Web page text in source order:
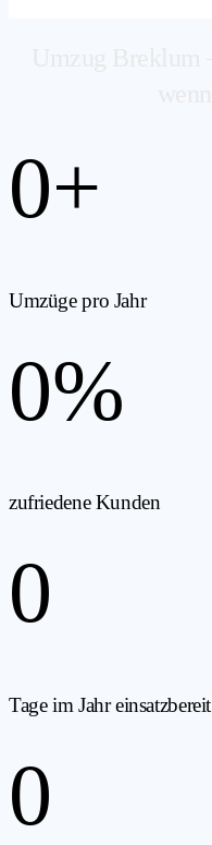
0+
Umzüge pro Jahr
0%
zufriedene Kunden
0
Tage im Jahr einsatzbereit
0